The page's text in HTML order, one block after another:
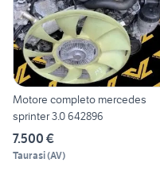
Motore completo mercedes
sprinter 3.0 642896
7.500 €
Taurasi(AV)